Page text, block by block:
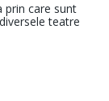
prin care sunt
teatre